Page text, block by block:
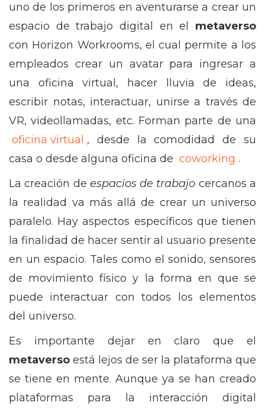
uno de los primeros en aventurarse a crear un
espacio de trabajo digital en el metaverso
con Horizon Workrooms, el cual permite a los
empleados crear un avatar para ingresar a
una oficina virtual, hacer lluvia de ideas,
escribir notas, interactuar, unirse a través de
VR, videollamadas, etc. Forman parte de una
oficina virtual , desde la comodidad de su
casa o desde alguna oficina de coworking .
La creación de espacios de trabajo cercanos a
la realidad va más allá de crear un universo
paralelo. Hay aspectos específicos que tienen
la finalidad de hacer sentir al usuario presente
en un espacio. Tales como el sonido, sensores
de movimiento físico y la forma en que se
puede interactuar con todos los elementos
del universo.
Es importante dejar en claro que el
metaverso está lejos de ser la plataforma que
se tiene en mente. Aunque ya se han creado
plataformas para la interacción digital